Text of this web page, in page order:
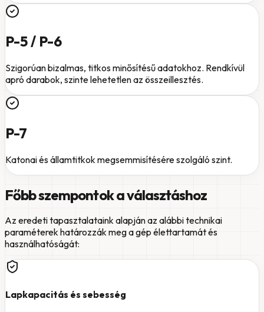
P-5 / P-6
Szigorúan bizalmas, titkos minősítésű adatokhoz. Rendkívül
apró darabok, szinte lehetetlen az összeillesztés.
P-7
Katonai és államtitkok megsemmisítésére szolgáló szint.
Főbb szempontok a választáshoz
Az eredeti tapasztalataink alapján az alábbi technikai
paraméterek határozzák meg a gép élettartamát és
használhatóságát:
Lapkapacitás és sebesség